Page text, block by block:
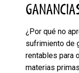
¿Por qué no
sufrimiento de
rentables para
materias